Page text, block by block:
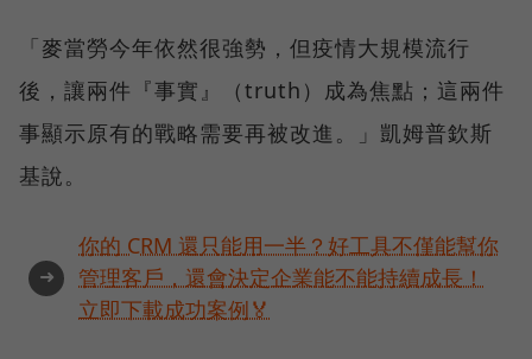
「麥當勞今年依然很強勢，但疫情大規模流行
後，讓兩件『事實』（truth）成為焦點；這兩件
事顯示原有的戰略需要再被改進。」凱姆普欽斯
基說。
➜
你的 CRM 還只能用一半？好工具不僅能幫你
管理客戶，還會決定企業能不能持續成長！
立即下載成功案例🏅